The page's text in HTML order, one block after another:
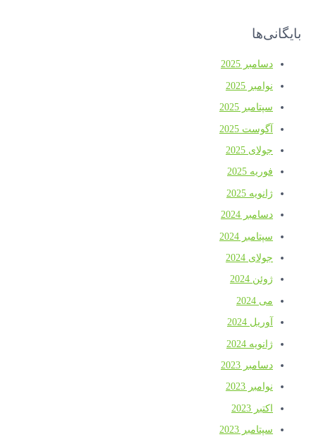
بایگانی‌ها
دسامبر 2025
نوامبر 2025
سپتامبر 2025
آگوست 2025
جولای 2025
فوریه 2025
ژانویه 2025
دسامبر 2024
سپتامبر 2024
جولای 2024
ژوئن 2024
می 2024
آوریل 2024
ژانویه 2024
دسامبر 2023
نوامبر 2023
اکتبر 2023
سپتامبر 2023